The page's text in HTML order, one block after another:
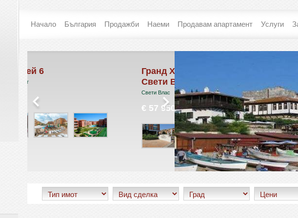
Начало България Продажби Наеми Продавам апартамент Услуги
€ 0